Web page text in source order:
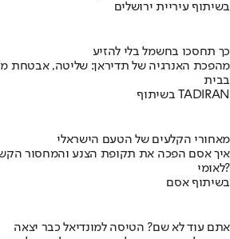
בשיתוף עיריית ירושלים
כך תחסכו בחשמל בלי להזיע
מהפכת האנרגיה של תדיראן: שליטה, אבטחת
בבית
בשיתוף TADIRAN
מאחורי הקלעים של הטעם הישראלי
לאומי?
בשיתוף אסם
אתם עוד לא שם? הטיסה למונדיאל כבר יצאה